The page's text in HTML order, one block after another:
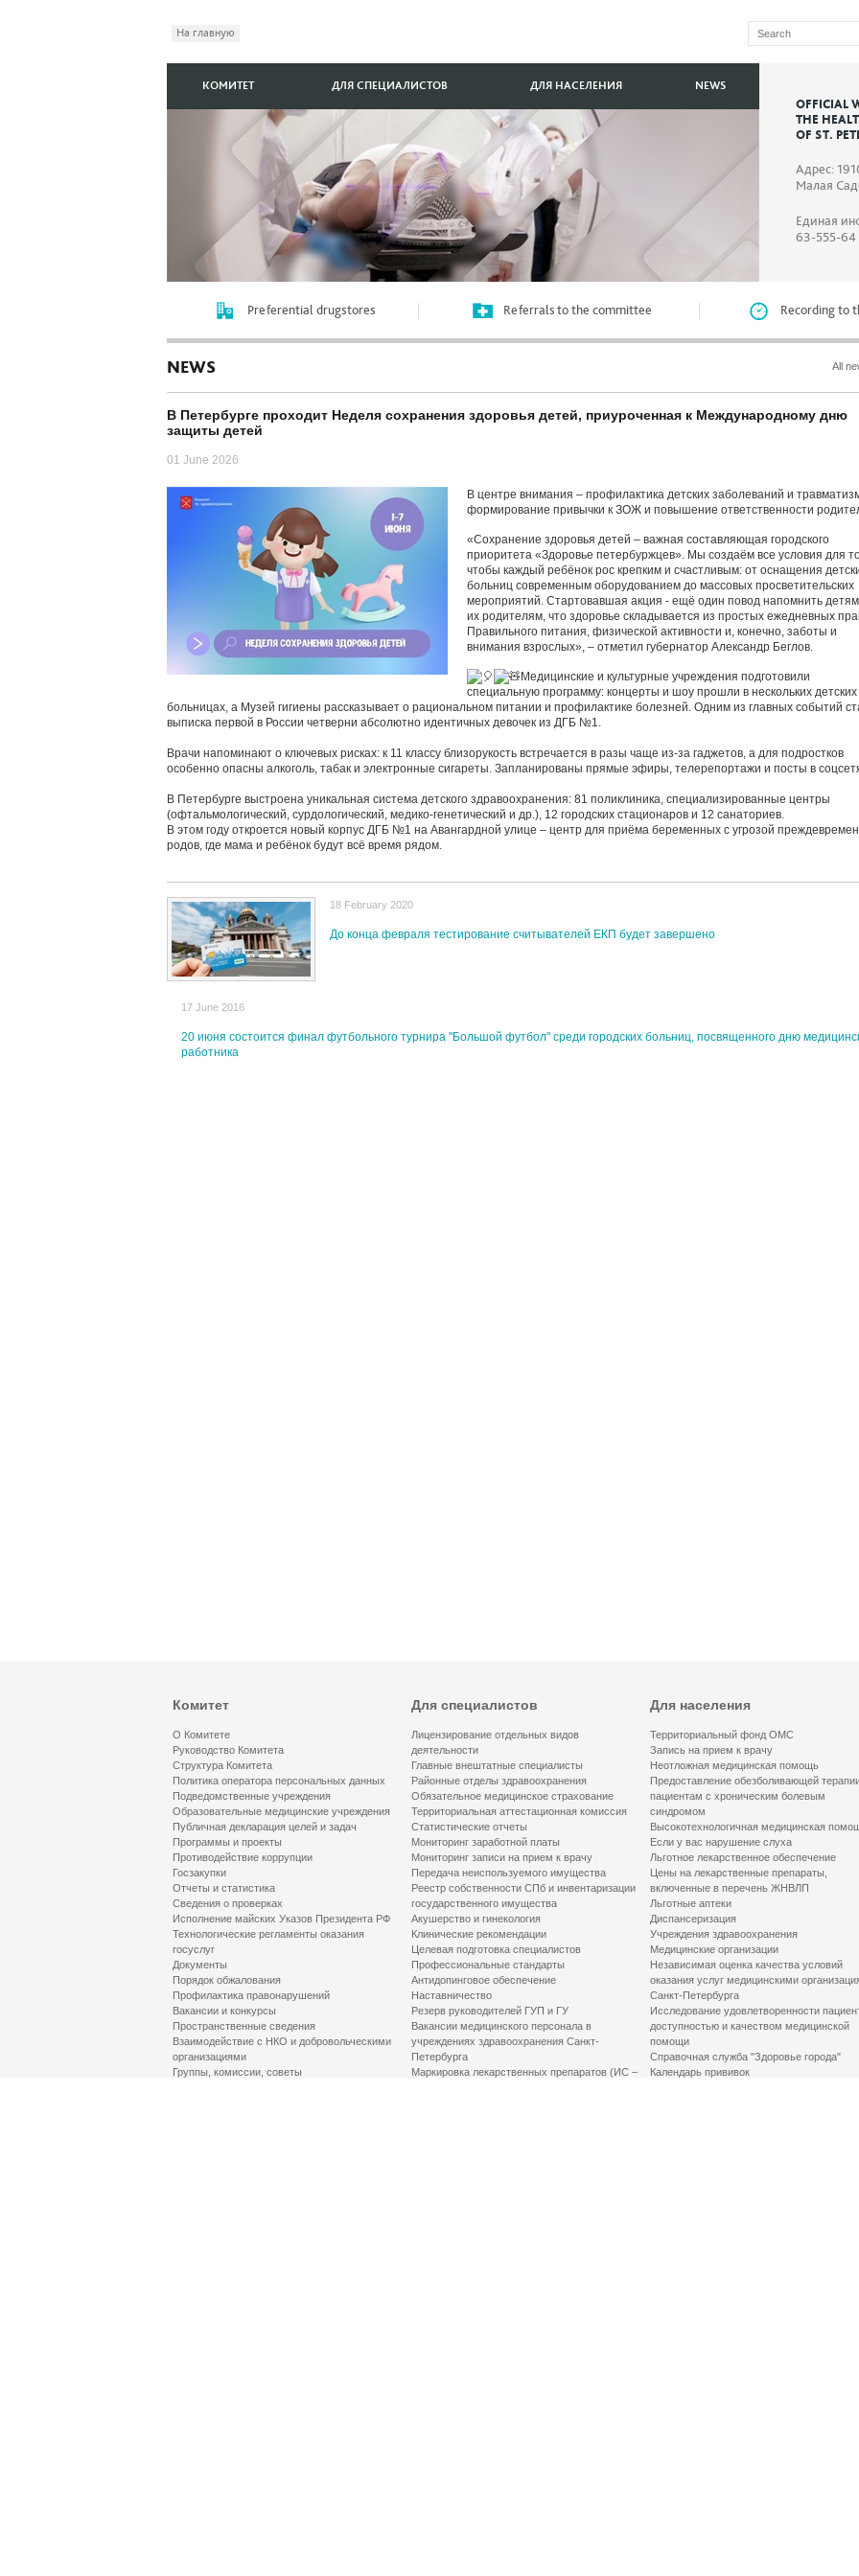
На главную
OFFICIAL
THE
OF ST.
Адрес:
Малая
Единая
63-555-64
КОМИТЕТ ДЛЯ СПЕЦИАЛИСТОВ ДЛЯ НАСЕЛЕНИЯ NEWS
Preferential drugstores Referrals to the committee Recording to
NEWS All
В Петербурге проходит Неделя сохранения здоровья детей, приуроченная к Международному дню
защиты детей
01 June 2026
В центре внимания – профилактика детских заболеваний и
формирование привычки к ЗОЖ и повышение ответственности
«Сохранение здоровья детей – важная составляющая городского
приоритета «Здоровье петербуржцев». Мы создаём все условия для
чтобы каждый ребёнок рос крепким и счастливым: от оснащения
больниц современным оборудованием до массовых просветительских
мероприятий. Стартовавшая акция - ещё один повод напомнить
их родителям, что здоровье складывается из простых ежедневных
Правильного питания, физической активности и, конечно, заботы и
внимания взрослых», – отметил губернатор Александр Беглов.
Медицинские и культурные учреждения подготовили
специальную программу: концерты и шоу прошли в нескольких детских
больницах, а Музей гигиены рассказывает о рациональном питании и профилактике болезней. Одним из главных событий
выписка первой в России четверни абсолютно идентичных девочек из ДГБ №1.
Врачи напоминают о ключевых рисках: к 11 классу близорукость встречается в разы чаще из-за гаджетов, а для подростков
особенно опасны алкоголь, табак и электронные сигареты. Запланированы прямые эфиры, телерепортажи и посты в
В Петербурге выстроена уникальная система детского здравоохранения: 81 поликлиника, специализированные центры
(офтальмологический, сурдологический, медико-генетический и др.), 12 городских стационаров и 12 санаториев.
В этом году откроется новый корпус ДГБ №1 на Авангардной улице – центр для приёма беременных с угрозой
родов, где мама и ребёнок будут всё время рядом.
18 February 2020
До конца февраля тестирование считывателей ЕКП будет завершено
17 June 2016
20 июня состоится финал футбольного турнира "Большой футбол" среди городских больниц, посвященного дню
работника
Комитет
О Комитете
Руководство Комитета
Структура Комитета
Политика оператора персональных данных
Подведомственные учреждения
Образовательные медицинские учреждения
Публичная декларация целей и задач
Программы и проекты
Противодействие коррупции
Госзакупки
Отчеты и статистика
Сведения о проверках
Исполнение майских Указов Президента РФ
Технологические регламенты оказания
госуслуг
Документы
Порядок обжалования
Профилактика правонарушений
Вакансии и конкурсы
Пространственные сведения
Взаимодействие с НКО и добровольческими
организациями
Группы, комиссии, советы
Для специалистов
Лицензирование отдельных видов
деятельности
Главные внештатные специалисты
Районные отделы здравоохранения
Обязательное медицинское страхование
Территориальная аттестационная комиссия
Статистические отчеты
Мониторинг заработной платы
Мониторинг записи на прием к врачу
Передача неиспользуемого имущества
Реестр собственности СПб и инвентаризации
государственного имущества
Акушерство и гинекология
Клинические рекомендации
Целевая подготовка специалистов
Профессиональные стандарты
Антидопинговое обеспечение
Наставничество
Резерв руководителей ГУП и ГУ
Вакансии медицинского персонала в
учреждениях здравоохранения Санкт-
Петербурга
Маркировка лекарственных препаратов (ИС –
Для населения
Территориальный фонд ОМС
Запись на прием к врачу
Неотложная медицинская помощь
Предоставление обезболивающей
пациентам с хроническим болевым
синдромом
Высокотехнологичная медицинская
Если у вас нарушение слуха
Льготное лекарственное обеспечение
Цены на лекарственные препараты,
включенные в перечень ЖНВЛП
Льготные аптеки
Диспансеризация
Учреждения здравоохранения
Медицинские организации
Независимая оценка качества условий
оказания услуг медицинскими
Санкт-Петербурга
Исследование удовлетворенности
доступностью и качеством медицинской
помощи
Справочная служба "Здоровье города"
Календарь прививок